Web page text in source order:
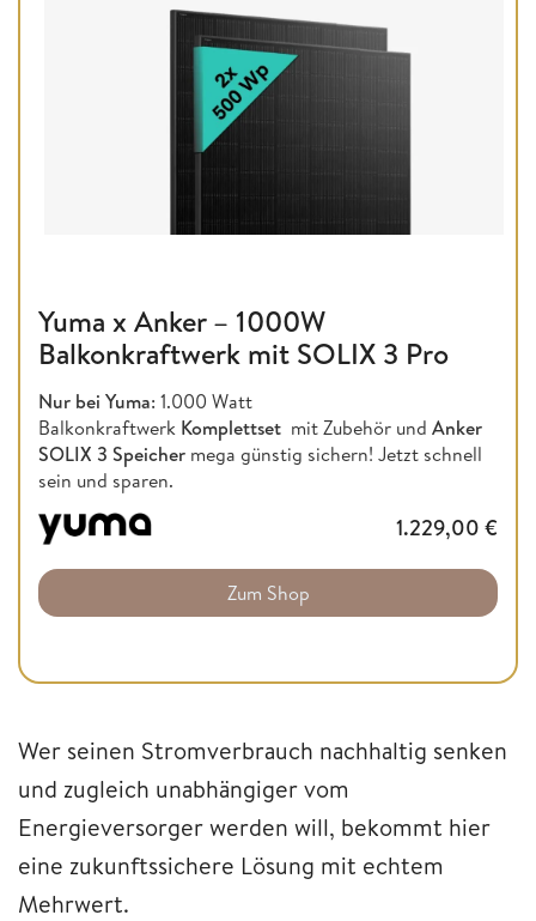
Yuma x Anker – 1000W
Balkonkraftwerk mit SOLIX 3 Pro
Nur bei Yuma: 1.000 Watt
Balkonkraftwerk Komplettset mit Zubehör und Anker
SOLIX 3 Speicher mega günstig sichern! Jetzt schnell
sein und sparen.
1.229,00 €
Zum Shop
Wer seinen Stromverbrauch nachhaltig senken
und zugleich unabhängiger vom
Energieversorger werden will, bekommt hier
eine zukunftssichere Lösung mit echtem
Mehrwert.